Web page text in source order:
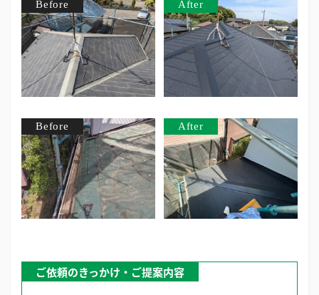
ご依頼のきっかけ・ご提案内容